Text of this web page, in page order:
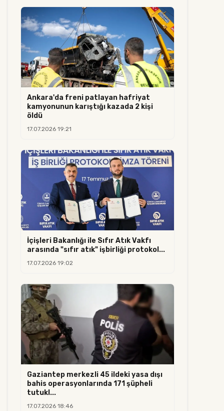
Ankara'da freni patlayan hafriyat
kamyonunun karıştığı kazada 2 kişi
öldü
17.07.2026 19:21
İçişleri Bakanlığı ile Sıfır Atık Vakfı
arasında "sıfır atık" işbirliği protokol...
17.07.2026 19:02
Gaziantep merkezli 45 ildeki yasa dışı
bahis operasyonlarında 171 şüpheli
tutukl...
17.07.2026 18:46